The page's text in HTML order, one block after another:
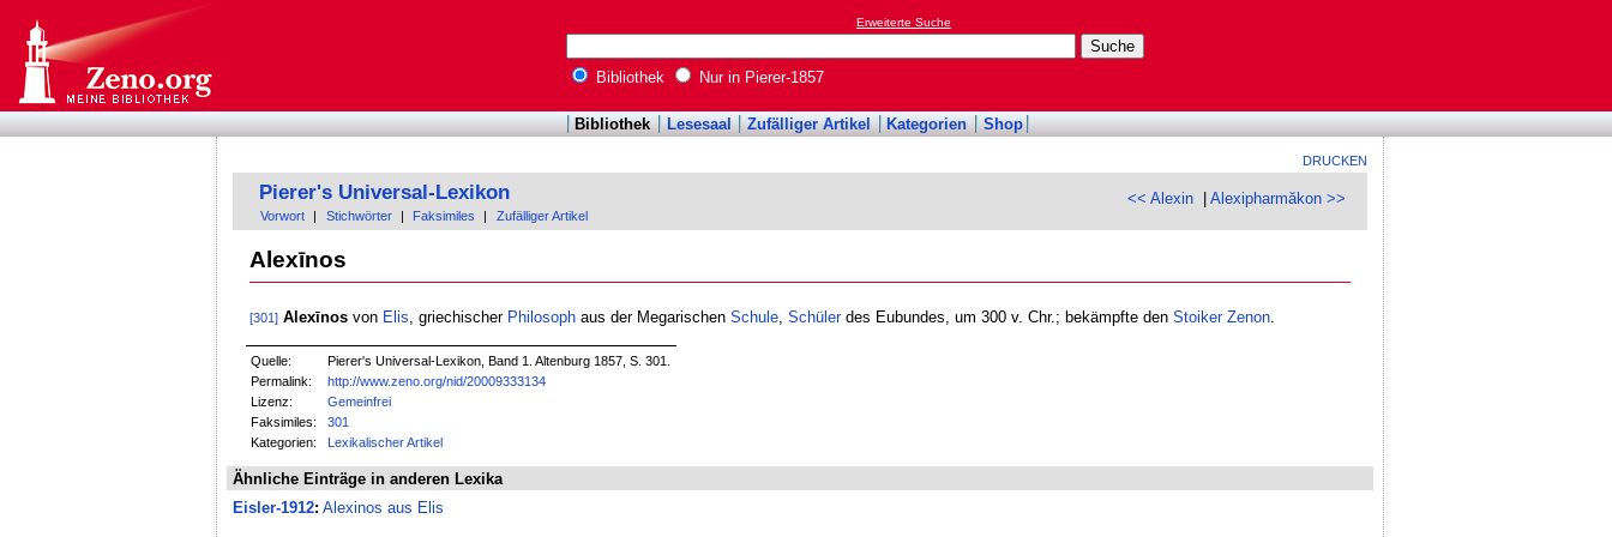
Erweiterte Suche
Bibliothek Nur in Pierer-1857
Bibliothek Lesesaal Zufälliger Artikel Kategorien Shop
DRUCKEN
<< Alexin |Alexipharmăkon >>
Pierer's Universal-Lexikon
Vorwort Stichwörter Faksimiles Zufälliger Artikel
Alexīnos
[301] Alexīnosvon Elis , griechischer Philosophaus der Megarischen Schule, Schülerdes Eubundes, um 300 v. Chr.; bekämpfte den Stoiker Zenon.
Quelle:
Pierer's Universal-Lexikon, Band 1. Altenburg 1857, S. 301.
Permalink:
http://www.zeno.org/nid/20009333134
Lizenz:
Gemeinfrei
Faksimiles:
301
Kategorien:
Lexikalischer Artikel
Ähnliche Einträge in anderen Lexika
Eisler-1912: Alexinos aus Elis